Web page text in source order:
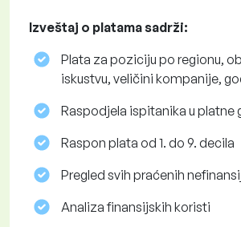
Izveštaj o platama sadrži:
Plata za poziciju po regionu,
iskustvu, veličini kompanije,
Raspodjela ispitanika u platne
Raspon plata od 1. do 9. decila
Pregled svih praćenih
Analiza finansijskih koristi